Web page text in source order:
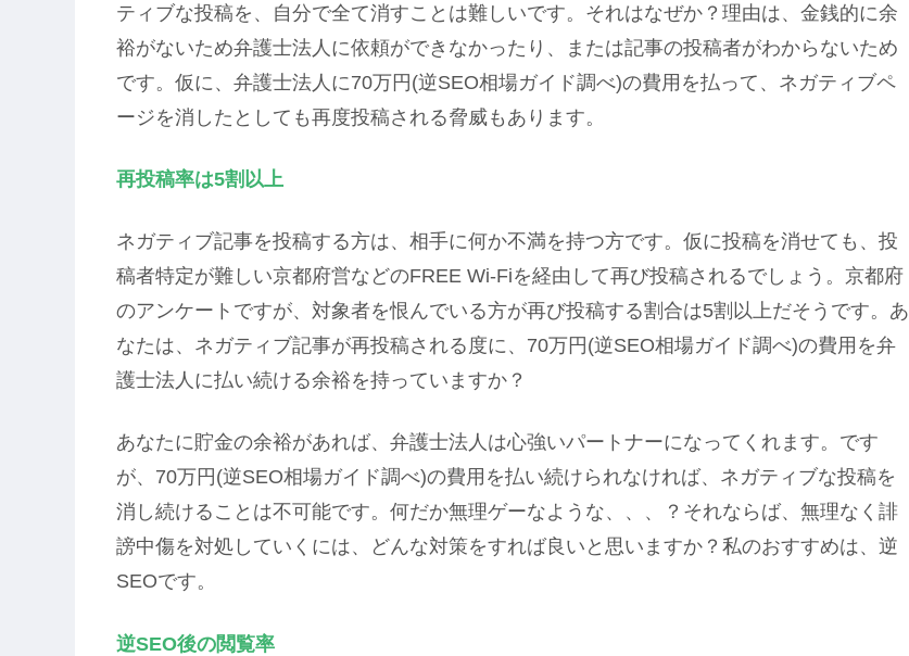
ティブな投稿を、自分で全て消すことは難しいです。それはなぜか？理由は、金銭的に余
裕がないため弁護士法人に依頼ができなかったり、または記事の投稿者がわからないため
です。仮に、弁護士法人に70万円(逆SEO相場ガイド調べ)の費用を払って、ネガティブペ
ージを消したとしても再度投稿される脅威もあります。
再投稿率は5割以上
ネガティブ記事を投稿する方は、相手に何か不満を持つ方です。仮に投稿を消せても、投
稿者特定が難しい京都府営などのFREE Wi-Fiを経由して再び投稿されるでしょう。京都府
のアンケートですが、対象者を恨んでいる方が再び投稿する割合は5割以上だそうです。あ
なたは、ネガティブ記事が再投稿される度に、70万円(逆SEO相場ガイド調べ)の費用を弁
護士法人に払い続ける余裕を持っていますか？
あなたに貯金の余裕があれば、弁護士法人は心強いパートナーになってくれます。です
が、70万円(逆SEO相場ガイド調べ)の費用を払い続けられなければ、ネガティブな投稿を
消し続けることは不可能です。何だか無理ゲーなような、、、？それならば、無理なく誹
謗中傷を対処していくには、どんな対策をすれば良いと思いますか？私のおすすめは、逆
SEOです。
逆SEO後の閲覧率